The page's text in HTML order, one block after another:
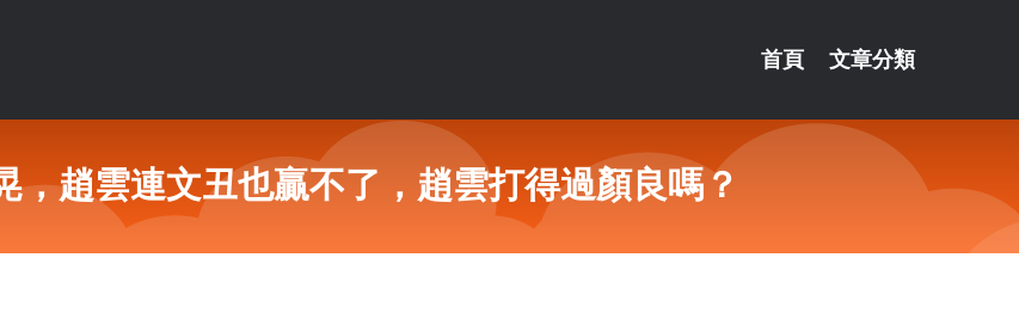
首頁 文章分類
，趙雲連文丑也贏不了，趙雲打得過顏良嗎？